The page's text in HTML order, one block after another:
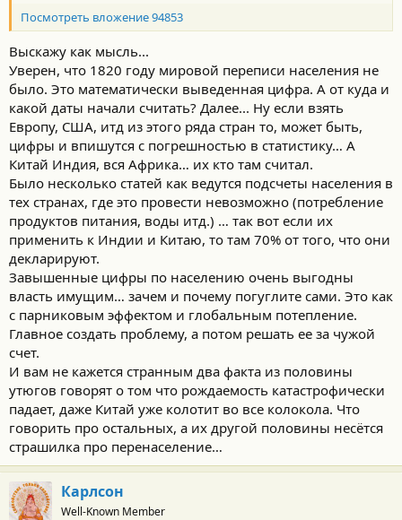
и
:
Посмотреть вложение 94853
Выскажу как мысль...
Уверен, что 1820 году мировой переписи населения не
было. Это математически выведенная цифра. А от куда и
какой даты начали считать? Далее... Ну если взять
Европу, США, итд из этого ряда стран то, может быть,
цифры и впишутся с погрешностью в статистику… А
Китай Индия, вся Африка… их кто там считал.
Было несколько статей как ведутся подсчеты населения в
тех странах, где это провести невозможно (потребление
продуктов питания, воды итд.) … так вот если их
применить к Индии и Китаю, то там 70% от того, что они
декларируют.
Завышенные цифры по населению очень выгодны
власть имущим… зачем и почему погуглите сами. Это как
с парниковым эффектом и глобальным потепление.
Главное создать проблему, а потом решать ее за чужой
счет.
И вам не кажется странным два факта из половины
утюгов говорят о том что рождаемость катастрофически
падает, даже Китай уже колотит во все колокола. Что
говорить про остальных, а их другой половины несётся
страшилка про перенаселение…
Карлсон
Well-Known Member